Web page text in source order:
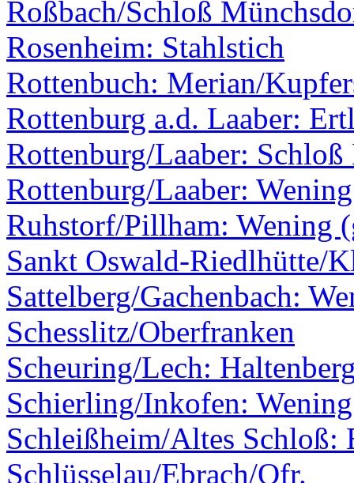
Roßbach/Schloß
Rosenheim: Stahlstich
Rottenbuch: Merian/
Rottenburg a.d. Laaber:
Rottenburg/Laaber:
Rottenburg/Laaber: Wening
Ruhstorf/Pillham: Wening
Sankt Oswald-Riedlhütte/
Sattelberg/Gachenbach:
Schesslitz/Oberfranken
Scheuring/Lech:
Schierling/Inkofen: Wening
Schleißheim/Altes Schloß:
Schlüsselau/Ebrach/Ofr.